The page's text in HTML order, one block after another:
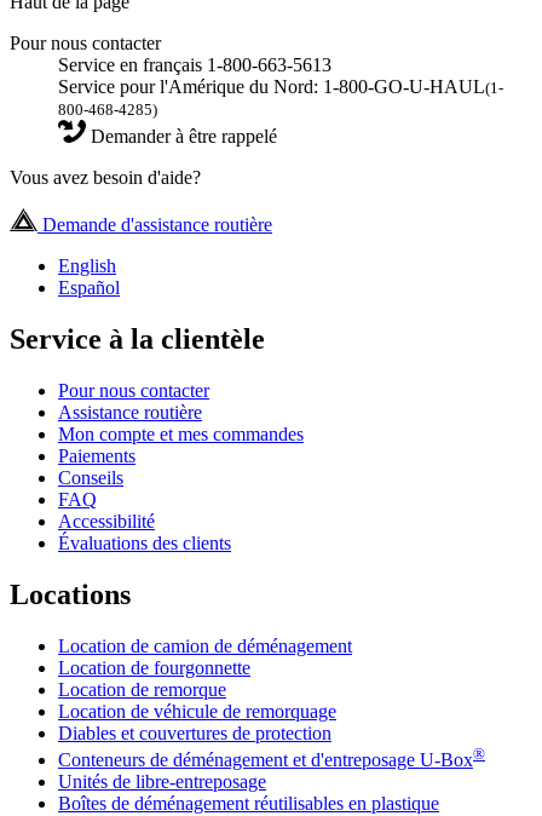
Pour nous contacter
Service en français 1-800-663-5613
Service pour l'Amérique du Nord: 1-800-GO-U-HAUL(1-
800-468-4285)
Demander à être rappelé
Vous avez besoin d'aide?
Demande d'assistance routière
English
Español
Service à la clientèle
Pour nous contacter
Assistance routière
Mon compte et mes commandes
Paiements
Conseils
FAQ
Accessibilité
Évaluations des clients
Locations
Location de camion de déménagement
Location de fourgonnette
Location de remorque
Location de véhicule de remorquage
Diables et couvertures de protection
Conteneurs de déménagement et d'entreposage U-Box®
Unités de libre-entreposage
Boîtes de déménagement réutilisables en plastique